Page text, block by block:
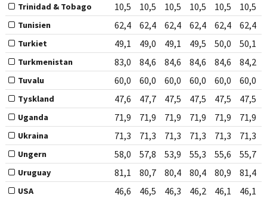
Trinidad & Tobago 10,5 10,5 10,5 10,5 10,5 10,5
Tunisien 62,4 62,4 62,4 62,4 62,4 62,4
Turkiet 49,1 49,0 49,1 49,5 50,0 50,1
Turkmenistan 83,0 84,6 84,6 84,6 84,6 84,2
Tuvalu 60,0 60,0 60,0 60,0 60,0 60,0
Tyskland 47,6 47,7 47,5 47,5 47,5 47,5
Uganda 71,9 71,9 71,9 71,9 71,9 71,9
Ukraina 71,3 71,3 71,3 71,3 71,3 71,3
Ungern 58,0 57,8 53,9 55,3 55,6 55,7
Uruguay 81,1 80,7 80,4 80,4 80,9 81,4
USA 46,6 46,5 46,3 46,2 46,1 46,1